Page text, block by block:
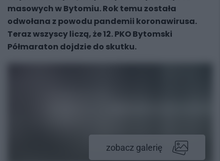
masowych w Bytomiu. Rok temu została
odwołana z powodu pandemii koronawirusa.
Teraz wszyscy liczą, że 12. PKO Bytomski
Półmaraton dojdzie do skutku.
zobacz galerię